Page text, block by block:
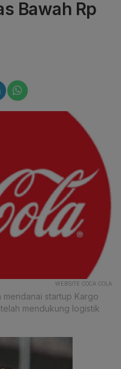
Bawah Rp
WEBSITE COCA COLA
mendanai startup Kargo
mendukung logistik